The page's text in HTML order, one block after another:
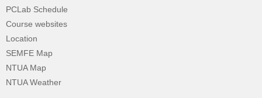
PCLab Schedule
Course websites
Location
SEMFE Map
NTUA Map
NTUA Weather